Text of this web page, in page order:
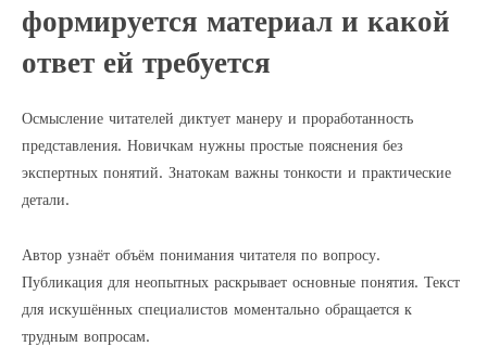
формируется материал и какой
ответ ей требуется
Осмысление читателей диктует манеру и проработанность
представления. Новичкам нужны простые пояснения без
экспертных понятий. Знатокам важны тонкости и практические
детали.
Автор узнаёт объём понимания читателя по вопросу.
Публикация для неопытных раскрывает основные понятия. Текст
для искушённых специалистов моментально обращается к
трудным вопросам.